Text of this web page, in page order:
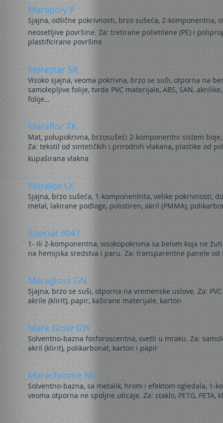
Marapoly P
Sjajna, odlične pokrivnosti, brzo sušeća, 2-
neosetljive površine. Za: tretirane polietilene (PE) i
plastificirane površine
Marastar SR
Visoko sjajna, veoma pokrivna, brzo se suši, otporna na
samolepljive folije, tvrde PVC materijale, ABS, SAN,
folije…
Maraflor TK
Mat, polupokrivna, brzosušeći 2-komponentni sistem
Za: tekstil od sintetičkih i prirodnih vlakana, plastike od
kupaširana vlakna
Maralox LX
Sjajna, brzo sušeća, 1-komponentnta, velike pokrivnosti,
metal, lakirane podloge, polistiren, akril (PMMA),
Special 3047
1- ili 2-komponentna, visokopokrivna sa belom koja ne
na hemijska sredstva i paru. Za: transparentne panele od
Maragloss GN
Sjajna, brzo se suši, otporna na vremenske uslove. Za:
akrile (klirit), papir, kaširane materijale, karton
Mara Glow GW
Solventno-bazna fosforoscentna, svetli u mraku. Za:
akril (klirit), polikarbonat, karton i papir
Marachrome MC
Solventno-bazna, sa metalik, hrom i efektom ogledala, 1-
veoma otporna ne spoljne uticaje. Za: staklo, PETG, PETA,